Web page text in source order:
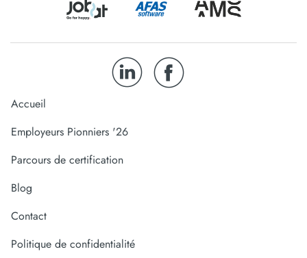
Accueil
Employeurs Pionniers '26
Parcours de certification
Blog
Contact
Politique de confidentialité